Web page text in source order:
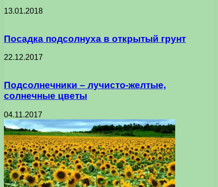
13.01.2018
Посадка подсолнуха в открытый грунт
22.12.2017
Подсолнечники – лучисто-желтые,
солнечные цветы
04.11.2017